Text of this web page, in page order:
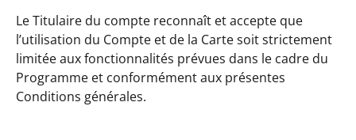
Le Titulaire du compte reconnaît et accepte que
l’utilisation du Compte et de la Carte soit strictement
limitée aux fonctionnalités prévues dans le cadre du
Programme et conformément aux présentes
Conditions générales.